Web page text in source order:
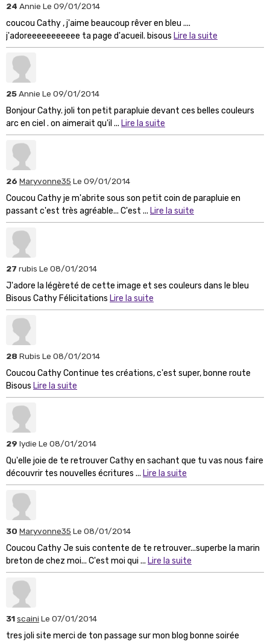
24 Annie Le 09/01/2014
coucou Cathy , j'aime beaucoup rêver en bleu ....
j'adoreeeeeeeeeee ta page d'acueil. bisous Lire la suite
25Annie Le 09/01/2014
Bonjour Cathy. joli ton petit parapluie devant ces belles couleurs
arc en ciel . on aimerait qu'il ... Lire la suite
26 Maryvonne35 Le 09/01/2014
Coucou Cathy je m'abrite sous son petit coin de parapluie en
passant c'est très agréable... C'est ... Lire la suite
27 rubis Le 08/01/2014
J'adore la légèreté de cette image et ses couleurs dans le bleu
Bisous Cathy Félicitations Lire la suite
28 Rubis Le 08/01/2014
Coucou Cathy Continue tes créations, c'est super, bonne route
Bisous Lire la suite
29 lydie Le 08/01/2014
Qu'elle joie de te retrouver Cathy en sachant que tu vas nous faire
découvrir tes nouvelles écritures ... Lire la suite
30 Maryvonne35 Le 08/01/2014
Coucou Cathy Je suis contente de te retrouver...superbe la marin
breton de chez moi... C'est moi qui ... Lire la suite
31scaini Le 07/01/2014
tres joli site merci de ton passage sur mon blog bonne soirée